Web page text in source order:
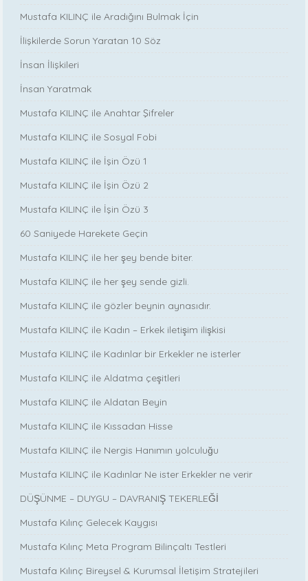
Mustafa KILINÇ ile Aradığını Bulmak İçin
İlişkilerde Sorun Yaratan 10 Söz
İnsan İlişkileri
İnsan Yaratmak
Mustafa KILINÇ ile Anahtar Şifreler
Mustafa KILINÇ ile Sosyal Fobi
Mustafa KILINÇ ile İşin Özü 1
Mustafa KILINÇ ile İşin Özü 2
Mustafa KILINÇ ile İşin Özü 3
60 Saniyede Harekete Geçin
Mustafa KILINÇ ile her şey bende biter.
Mustafa KILINÇ ile her şey sende gizli.
Mustafa KILINÇ ile gözler beynin aynasıdır.
Mustafa KILINÇ ile Kadın – Erkek iletişim ilişkisi
Mustafa KILINÇ ile Kadınlar bir Erkekler ne isterler
Mustafa KILINÇ ile Aldatma çeşitleri
Mustafa KILINÇ ile Aldatan Beyin
Mustafa KILINÇ ile Kıssadan Hisse
Mustafa KILINÇ ile Nergis Hanımın yolculuğu
Mustafa KILINÇ ile Kadınlar Ne ister Erkekler ne verir
DÜŞÜNME – DUYGU – DAVRANIŞ TEKERLEĞİ
Mustafa Kılınç Gelecek Kaygısı
Mustafa Kılınç Meta Program Bilinçaltı Testleri
Mustafa Kılınç Bireysel & Kurumsal İletişim Stratejileri